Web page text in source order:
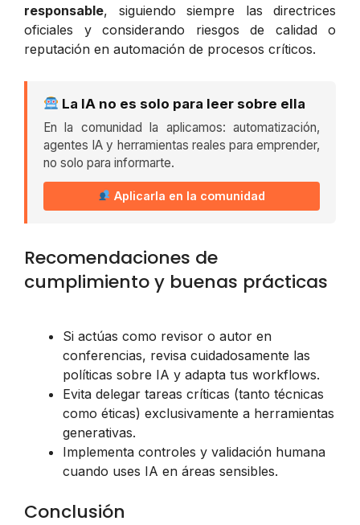
responsable, siguiendo siempre las directrices
oficiales y considerando riesgos de calidad o
reputación en automación de procesos críticos.
La IA no es solo para leer sobre ella
En la comunidad la aplicamos: automatización,
agentes IA y herramientas reales para emprender,
no solo para informarte.
Aplicarla en la comunidad
Recomendaciones de
cumplimiento y buenas prácticas
Si actúas como revisor o autor en
conferencias, revisa cuidadosamente las
políticas sobre IA y adapta tus workflows.
Evita delegar tareas críticas (tanto técnicas
como éticas) exclusivamente a herramientas
generativas.
Implementa controles y validación humana
cuando uses IA en áreas sensibles.
Conclusión